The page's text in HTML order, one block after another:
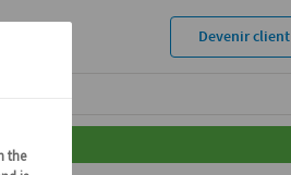
Devenir client